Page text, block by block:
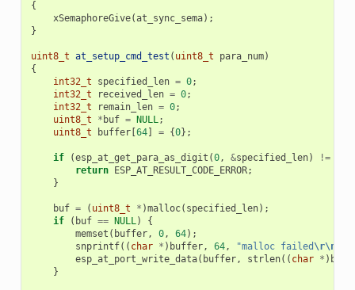
{
xSemaphoreGive(at_sync_sema);
}
uint8_t at_setup_cmd_test ( uint8_t para_num)
{
int32_t
specified_len = 0;
int32_t
received_len = 0;
int32_t
remain_len = 0;
uint8_t
* buf = NULL;
uint8_t
buffer[64] = {0};
if (esp_at_get_para_as_digit (0, &specified_len) !=
return ESP_AT_RESULT_CODE_ERROR;
}
buf = ( uint8_t * )malloc( specified_len);
if
( buf == NULL)
{
memset ( buffer, 0, 64);
snprintf(( char * ) buffer, 64, "malloc failed \r\n
esp_at_port_write_data( buffer, strlen(( char * )
}